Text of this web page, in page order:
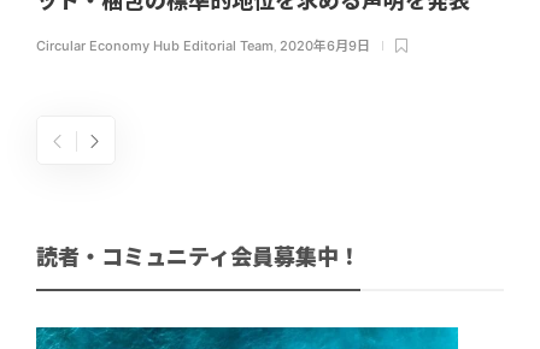
Circular Economy Hub Editorial Team, 2020年6月9日
読者・コミュニティ会員募集中！